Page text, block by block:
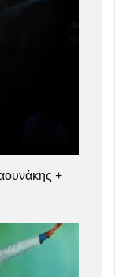
+